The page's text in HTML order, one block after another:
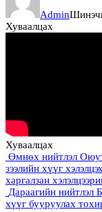
Admin
Хуваалцах
Хуваалцах
Өмнөх нийтлэл
зээлийн хүүг
харгалзан
Дараагийн нийтлэл
хүүг бууруулах